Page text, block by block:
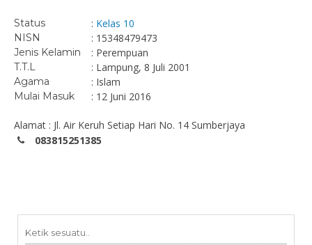
Status : Kelas 10
NISN : 15348479473
Jenis Kelamin : Perempuan
T.T.L : Lampung, 8 Juli 2001
Agama : Islam
Mulai Masuk : 12 Juni 2016
Alamat : Jl. Air Keruh Setiap Hari No. 14 Sumberjaya
083815251385